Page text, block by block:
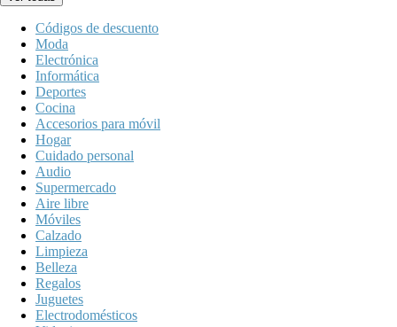
Códigos de descuento
Moda
Electrónica
Informática
Deportes
Cocina
Accesorios para móvil
Hogar
Cuidado personal
Audio
Supermercado
Aire libre
Móviles
Calzado
Limpieza
Belleza
Regalos
Juguetes
Electrodomésticos